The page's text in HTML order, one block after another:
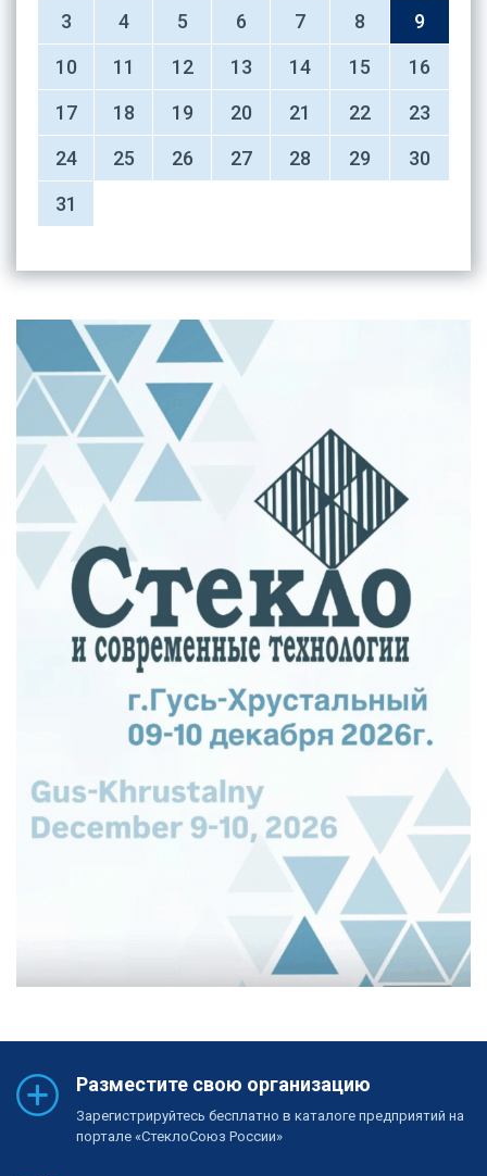
3
4 5 6 7 8
9
10
11 12 13 14 15
16
17
18 19 20 21 22
23
24
25 26 27 28 29
30
31
Разместите свою организацию
Зарегистрируйтесь бесплатно в каталоге предприятий на
портале «СтеклоСоюз России»